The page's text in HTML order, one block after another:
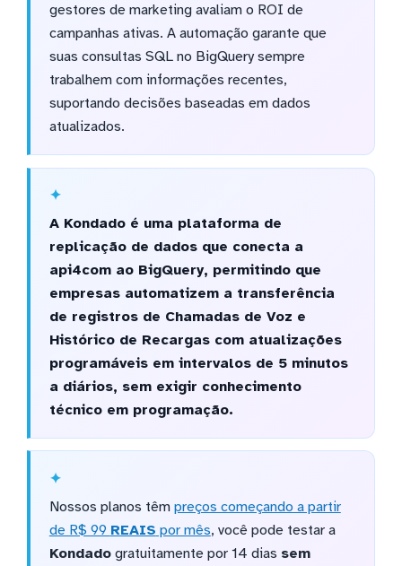
gestores de marketing avaliam o ROI de
campanhas ativas. A automação garante que
suas consultas SQL no BigQuery sempre
trabalhem com informações recentes,
suportando decisões baseadas em dados
atualizados.
A Kondado é uma plataforma de
replicação de dados que conecta a
api4com ao BigQuery, permitindo que
empresas automatizem a transferência
de registros de Chamadas de Voz e
Histórico de Recargas com atualizações
programáveis em intervalos de 5 minutos
a diários, sem exigir conhecimento
técnico em programação.
Nossos planos têm preços começando a partir
de R$ 99 REAIS por mês, você pode testar a
Kondadogratuitamente por 14 dias sem